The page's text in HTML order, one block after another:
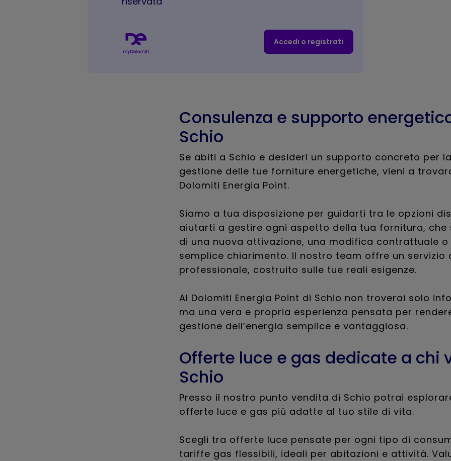
Accedi o registrati
Consulenza e supporto
Schio
Se abiti a Schio e desideri un supporto concreto per
gestione delle tue forniture energetiche, vieni a
Dolomiti Energia Point.
Siamo a tua disposizione per guidarti tra le opzioni
aiutarti a gestire ogni aspetto della tua fornitura,
di una nuova attivazione, una modifica contrattuale o
semplice chiarimento. Il nostro team offre un servizio
professionale, costruito sulle tue reali esigenze.
Al Dolomiti Energia Point di Schio non troverai solo
ma una vera e propria esperienza pensata per
gestione dell’energia semplice e vantaggiosa.
Offerte luce e gas dedicate a chi
Schio
Presso il nostro punto vendita di Schio potrai
offerte luce e gas più adatte al tuo stile di vita.
Scegli tra offerte luce pensate per ogni tipo di
tariffe gas flessibili, ideali per abitazioni e attività.